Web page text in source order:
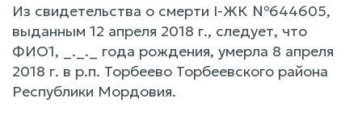
Из свидетельства о смерти I-ЖК №644605,
выданным 12 апреля 2018 г., следует, что
ФИО1, _._._ года рождения, умерла 8 апреля
2018 г. в р.п. Торбеево Торбеевского района
Республики Мордовия.